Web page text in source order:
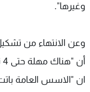
وغيرها".
وعن الانتهاء من تشكيل
ان "الاسس العامة